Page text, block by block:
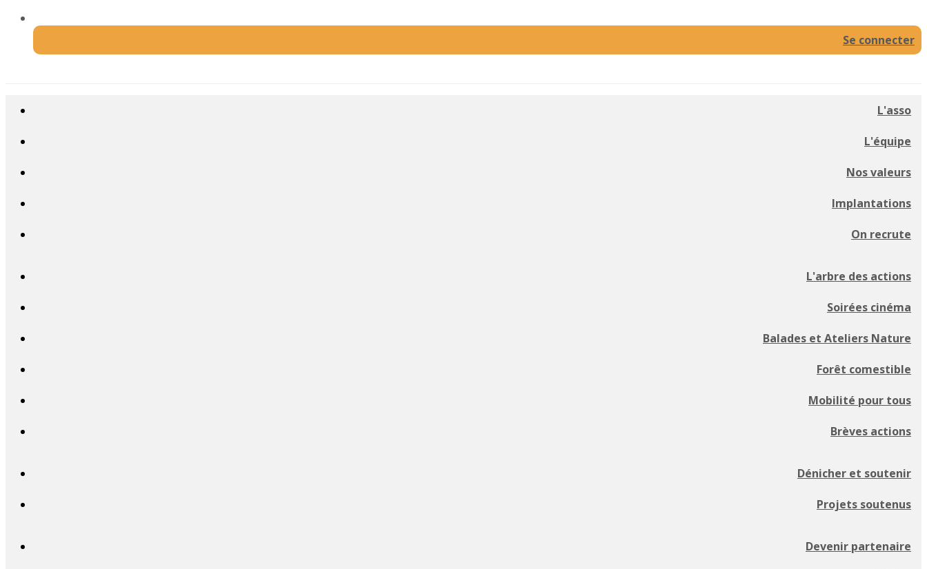
Se connecter
L'asso
L'équipe
Nos valeurs
Implantations
On recrute
L'arbre des actions
Soirées cinéma
Balades et Ateliers Nature
Forêt comestible
Mobilité pour tous
Brèves actions
Dénicher et soutenir
Projets soutenus
Devenir partenaire